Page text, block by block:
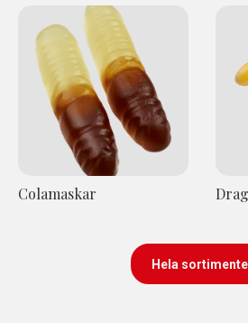
Colamaskar
Hela